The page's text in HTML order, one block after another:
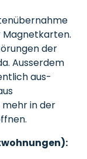
Magnetkarten.
der
Ausserdem
aus-
in der